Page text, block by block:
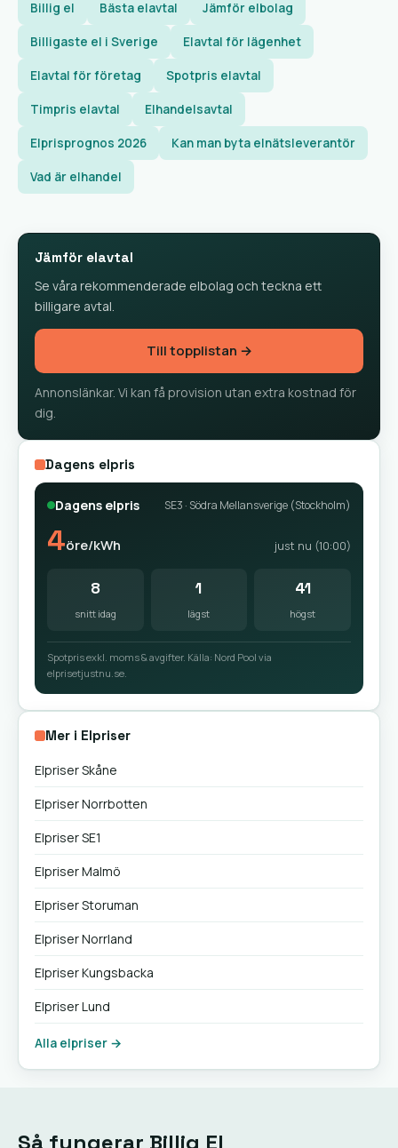
Billig el Bästa elavtal Jämför elbolag
Billigaste el i Sverige Elavtal för lägenhet
Elavtal för företag Spotpris elavtal
Timpris elavtal Elhandelsavtal
Elprisprognos 2026 Kan man byta elnätsleverantör
Vad är elhandel
Jämför elavtal
Se våra rekommenderade elbolag och teckna ett
billigare avtal.
Till topplistan →
Annonslänkar. Vi kan få provision utan extra kostnad för
dig.
Dagens elpris
Dagens elpris SE3 · Södra Mellansverige (Stockholm)
4öre/kWh just nu (10:00)
8
snitt idag
1
lägst
41
högst
Spotpris exkl. moms & avgifter. Källa: Nord Pool via
elprisetjustnu.se.
Mer i Elpriser
Elpriser Skåne
Elpriser Norrbotten
Elpriser SE1
Elpriser Malmö
Elpriser Storuman
Elpriser Norrland
Elpriser Kungsbacka
Elpriser Lund
Alla elpriser →
Så fungerar Billig El